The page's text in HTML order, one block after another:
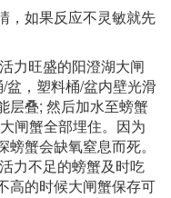
，如果反应不灵敏就先
力旺盛的阳澄湖大闸
盆，塑料桶/盆内壁光滑
层叠; 然后加水至螃蟹
闸蟹全部埋住。因为
蟹会缺氧窒息而死。
力不足的螃蟹及时吃
高的时候大闸蟹保存可